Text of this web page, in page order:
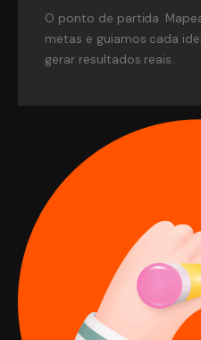
O ponto de partida.
metas e guiamos cada
gerar resultados reais.